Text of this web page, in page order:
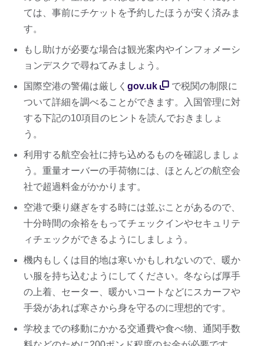
ては、事前にチケットを予約したほうが安く済みま
す。
もし助けが必要な場合は観光案内やインフォメーシ
ョンデスクで尋ねてみましょう。
国際空港の警備は厳しく gov.uk
で税関の制限に
ついて詳細を調べることができます。入国管理に対
する下記の10項目のヒントを読んでおきましょ
う。
利用する航空会社に持ち込めるものを確認しましょ
う。重量オーバーの手荷物には、ほとんどの航空会
社で超過料金がかかります。
空港で乗り継ぎをする時には並ぶことがあるので、
十分時間の余裕をもってチェックインやセキュリテ
ィチェックができるようにしましょう。
機内もしくは目的地は寒いかもしれないので、暖か
い服を持ち込むようにしてください。冬ならば厚手
の上着、セーター、暖かいコートなどにスカーフや
手袋があれば寒さから身を守るのに理想的です。
学校までの移動にかかる交通費や食べ物、通関手数